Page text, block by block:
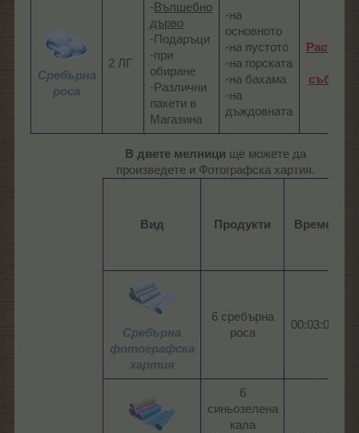
Сребърна
роса
2 ЛГ
- Вълшебно
дърво
-Подаръци
-при
обиране
-Различни
пакети в
Магазина
-на
основното
-на пустото
-на горската
-на бахама
-на
дъждовната
В двете мелници ще можете да
произведете и Фотографска хартия.
Вид Продукти Време
Сребърна
фотографска
хартия
6 сребърна
роса​
00:03:00
6
синьозелена
кала